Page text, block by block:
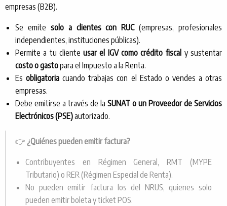
empresas (B2B).
Se emite solo a clientes con RUC(empresas, profesionales
independientes, instituciones públicas).
Permite a tu clienteusar el IGV como crédito fiscal y sustentar
costo o gastopara el Impuesto a la Renta.
Esobligatoria cuando trabajas con el Estado o vendes a otras
empresas.
Debe emitirse a través de la SUNAT o un Proveedor de Servicios
Electrónicos (PSE)autorizado.
👉 ¿Quiénes pueden emitir factura?
Contribuyentes en Régimen General, RMT (MYPE
Tributario) o RER (Régimen Especial de Renta).
No pueden emitir factura los del NRUS, quienes solo
pueden emitir boleta y ticket POS.